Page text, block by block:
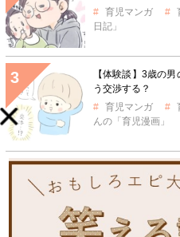
育児マンガ
日記」
【体験談】3歳の
う交渉する？
育児マンガ
んの「育児漫画」